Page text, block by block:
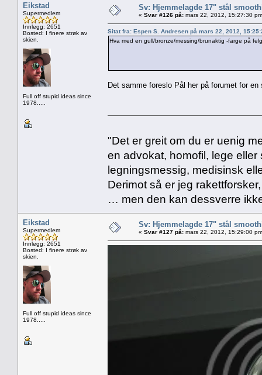
Eikstad
Supermedlem
Innlegg: 2651
Bosted: I finere strøk av
skien.
Full off stupid ideas since
1978.....
Sv: Hjemmelagde 17" stål
« Svar #126 på: mars 22, 2012, 15:27:30
Sitat fra: Espen S. Andresen på mars 22, 2012,
Hva med en gull/bronze/messing/brunaktig -farge på
Det samme foreslo Pål her på forumet for
"Det er greit om du er uenig
en advokat, homofil, lege
legningsmessig, medisinsk
Derimot så er jeg
… men den kan dessverre
Eikstad
Supermedlem
Innlegg: 2651
Bosted: I finere strøk av
skien.
Full off stupid ideas since
1978.....
Sv: Hjemmelagde 17" stål
« Svar #127 på: mars 22, 2012, 15:29:00